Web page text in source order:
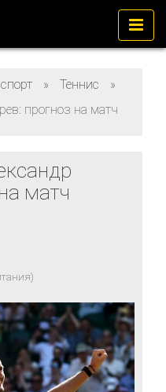
» Теннис
»
прогноз на матч
матч